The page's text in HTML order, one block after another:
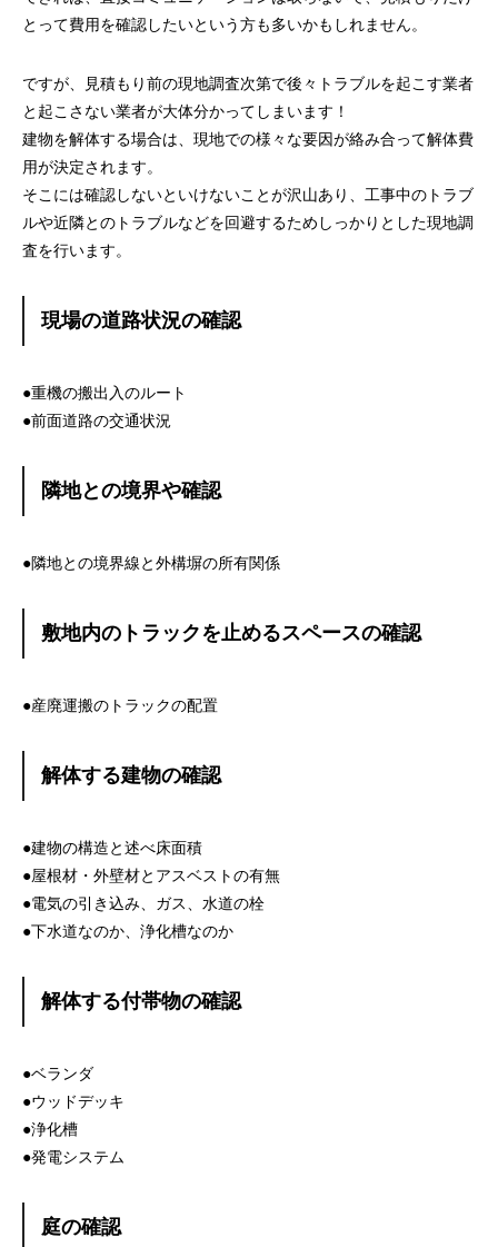
とって費用を確認したいという方も多いかもしれません。
ですが、見積もり前の現地調査次第で後々トラブルを起こす業者
と起こさない業者が大体分かってしまいます！
建物を解体する場合は、現地での様々な要因が絡み合って解体費
用が決定されます。
そこには確認しないといけないことが沢山あり、工事中のトラブ
ルや近隣とのトラブルなどを回避するためしっかりとした現地調
査を行います。
現場の道路状況の確認
●重機の搬出入のルート
●前面道路の交通状況
隣地との境界や確認
●隣地との境界線と外構塀の所有関係
敷地内のトラックを止めるスペースの確認
●産廃運搬のトラックの配置
解体する建物の確認
●建物の構造と述べ床面積
●屋根材・外壁材とアスベストの有無
●電気の引き込み、ガス、水道の栓
●下水道なのか、浄化槽なのか
解体する付帯物の確認
●ベランダ
●ウッドデッキ
●浄化槽
●発電システム
庭の確認